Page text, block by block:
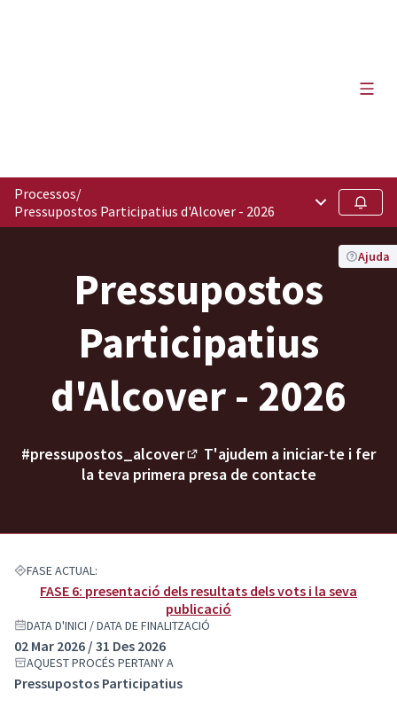
Processos/
Pressupostos Participatius d'Alcover - 2026
Menú Seguir
Ajuda
Pressupostos
Participatius
d'Alcover - 2026
#pressupostos_alcover
(Enllaç extern)
T'ajudem a iniciar-te i fer
la teva primera presa de contacte
FASE ACTUAL:
FASE 6: presentació dels resultats dels vots i la seva
publicació
DATA D'INICI / DATA DE FINALITZACIÓ
02 Mar 2026 / 31 Des 2026
AQUEST PROCÉS PERTANY A
Pressupostos Participatius